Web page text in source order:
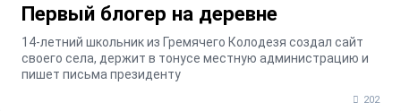
Первый блогер на деревне
14-летний школьник из Гремячего Колодезя создал сайт
своего села, держит в тонусе местную администрацию и
пишет письма президенту
202